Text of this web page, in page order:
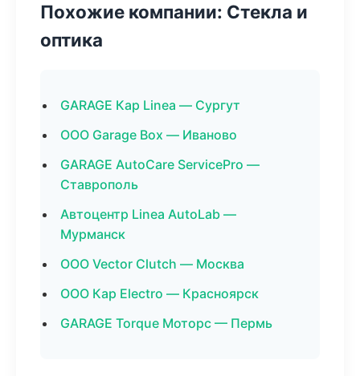
Похожие компании: Стекла и
оптика
GARAGE Кар Linea — Сургут
ООО Garage Box — Иваново
GARAGE AutoCare ServicePro —
Ставрополь
Автоцентр Linea AutoLab —
Мурманск
ООО Vector Clutch — Москва
ООО Кар Electro — Красноярск
GARAGE Torque Моторс — Пермь